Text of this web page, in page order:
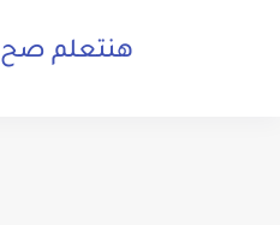
هنتعلم صح hntelm saha